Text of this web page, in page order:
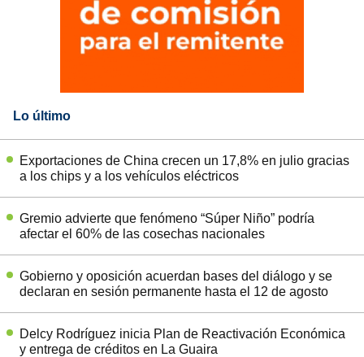
Lo último
Exportaciones de China crecen un 17,8% en julio gracias
a los chips y a los vehículos eléctricos
Gremio advierte que fenómeno “Súper Niño” podría
afectar el 60% de las cosechas nacionales
Gobierno y oposición acuerdan bases del diálogo y se
declaran en sesión permanente hasta el 12 de agosto
Delcy Rodríguez inicia Plan de Reactivación Económica
y entrega de créditos en La Guaira